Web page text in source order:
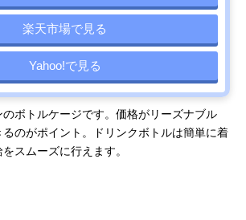
楽天市場で見る
Yahoo!で見る
ボトルケージです。価格がリーズナブル
のがポイント。ドリンクボトルは簡単に着
スムーズに行えます。